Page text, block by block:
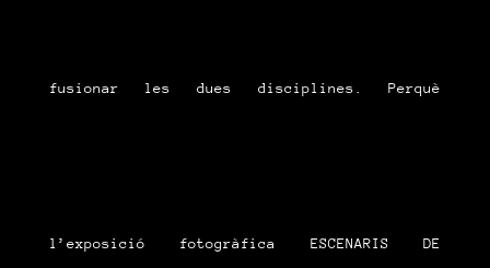
fusionar les dues disciplines. Perquè
l’exposició fotogràfica ESCENARIS DE